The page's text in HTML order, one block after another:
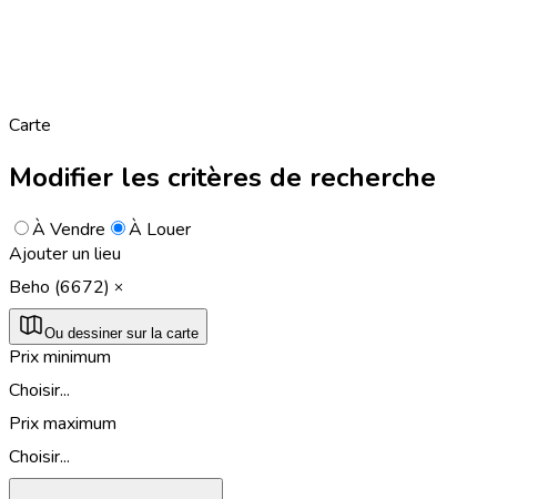
Carte
Modifier les critères de recherche
À Vendre
À Louer
Ajouter un lieu
Beho (6672)
Ou dessiner sur la carte
Prix minimum
Choisir...
Prix maximum
Choisir...